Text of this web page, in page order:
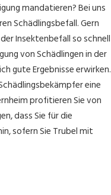
mandatieren? Bei uns
Schädlingsbefall. Gern
Insektenbefall so schnell
von Schädlingen in der
gute Ergebnisse erwirken.
eine
profitieren Sie von
dass Sie für die
sofern Sie Trubel mit